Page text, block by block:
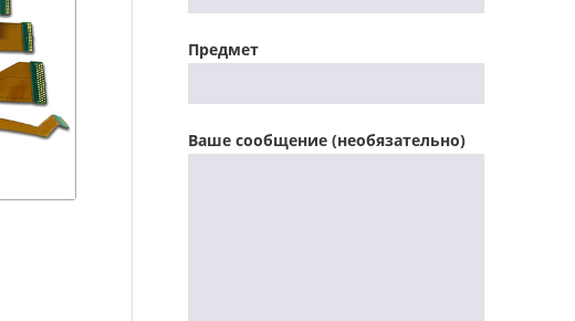
Предмет
Ваше сообщение (необязательно)